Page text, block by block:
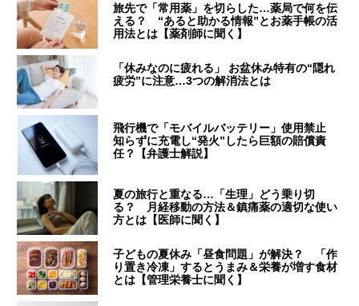
旅先で「常用薬」を切らした…薬局で何を伝
える？ “あると助かる情報”とお薬手帳の活
用法とは【薬剤師に聞く】
「休みなのに疲れる」 お盆休み特有の“隠れ
疲労”に注意…3つの解消法とは
飛行機で「モバイルバッテリー」使用禁止
知らずに充電し“発火”したら巨額の賠償責
任？【弁護士解説】
夏の旅行と重なる…「生理」どう乗り切
る？ 月経移動の方法＆鎮痛薬の適切な使い
方とは【医師に聞く】
子どもの夏休み「昼食問題」が解決？ 「作
り置き冷凍」するとうまみ＆栄養が増す食材
とは【管理栄養士に聞く】